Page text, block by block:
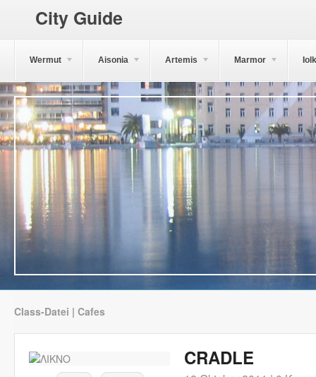
City Guide
Wermut Aisonia Artemis Marmor
Class-Datei | Cafes
CRADLE